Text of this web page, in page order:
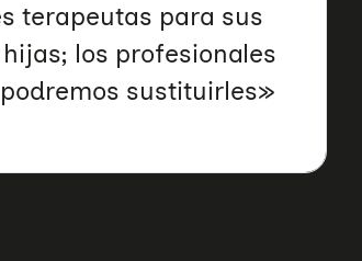
terapeutas para sus
los profesionales
sustituirles»